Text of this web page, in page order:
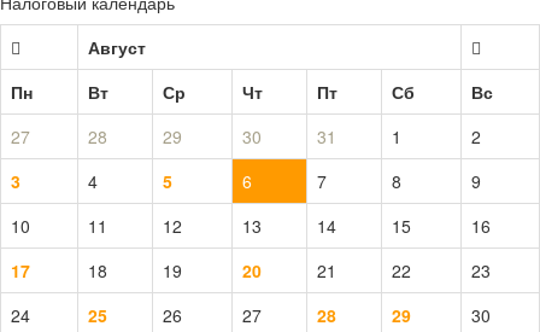
Август
Пн
Вт Ср Чт Пт Сб
Вс
27
28 29 30 31 1
2
3
4 5 6 7 8
9
10
11 12 13 14 15
16
17
18 19 20 21 22
23
24
25 26 27 28 29
30